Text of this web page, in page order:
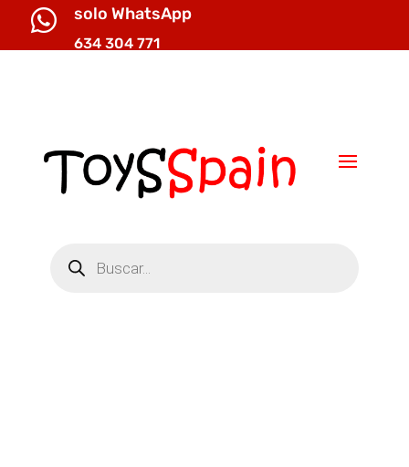
 solo WhatsApp
634 304 771
productos